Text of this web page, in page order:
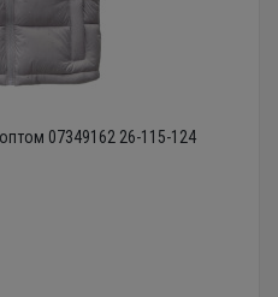
07349162 26-115-124